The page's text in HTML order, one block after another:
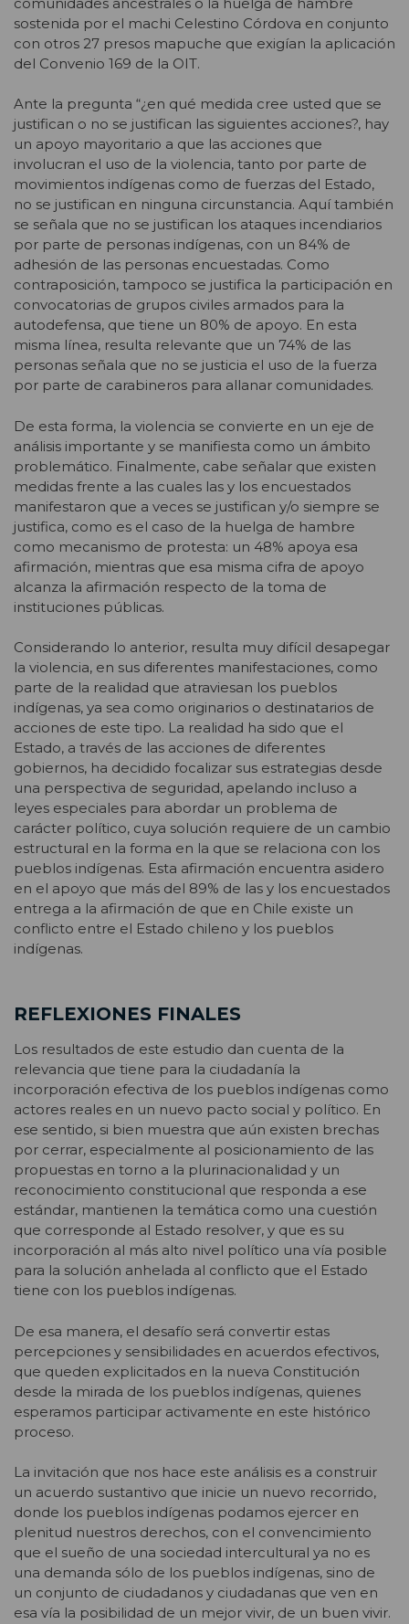
sostenida por el machi Celestino Córdova en conjunto
con otros 27 presos mapuche que exigían la aplicación
del Convenio 169 de la OIT.
Ante la pregunta “¿en qué medida cree usted que se
justifican o no se justifican las siguientes acciones?, hay
un apoyo mayoritario a que las acciones que
involucran el uso de la violencia, tanto por parte de
movimientos indígenas como de fuerzas del Estado,
no se justifican en ninguna circunstancia. Aquí también
se señala que no se justifican los ataques incendiarios
por parte de personas indígenas, con un 84% de
adhesión de las personas encuestadas. Como
contraposición, tampoco se justifica la participación en
convocatorias de grupos civiles armados para la
autodefensa, que tiene un 80% de apoyo. En esta
misma línea, resulta relevante que un 74% de las
personas señala que no se justicia el uso de la fuerza
por parte de carabineros para allanar comunidades.
De esta forma, la violencia se convierte en un eje de
análisis importante y se manifiesta como un ámbito
problemático. Finalmente, cabe señalar que existen
medidas frente a las cuales las y los encuestados
manifestaron que a veces se justifican y/o siempre se
justifica, como es el caso de la huelga de hambre
como mecanismo de protesta: un 48% apoya esa
afirmación, mientras que esa misma cifra de apoyo
alcanza la afirmación respecto de la toma de
instituciones públicas.
Considerando lo anterior, resulta muy difícil desapegar
la violencia, en sus diferentes manifestaciones, como
parte de la realidad que atraviesan los pueblos
indígenas, ya sea como originarios o destinatarios de
acciones de este tipo. La realidad ha sido que el
Estado, a través de las acciones de diferentes
gobiernos, ha decidido focalizar sus estrategias desde
una perspectiva de seguridad, apelando incluso a
leyes especiales para abordar un problema de
carácter político, cuya solución requiere de un cambio
estructural en la forma en la que se relaciona con los
pueblos indígenas. Esta afirmación encuentra asidero
en el apoyo que más del 89% de las y los encuestados
entrega a la afirmación de que en Chile existe un
conflicto entre el Estado chileno y los pueblos
indígenas.
REFLEXIONES FINALES
Los resultados de este estudio dan cuenta de la
relevancia que tiene para la ciudadanía la
incorporación efectiva de los pueblos indígenas como
actores reales en un nuevo pacto social y político. En
ese sentido, si bien muestra que aún existen brechas
por cerrar, especialmente al posicionamiento de las
propuestas en torno a la plurinacionalidad y un
reconocimiento constitucional que responda a ese
estándar, mantienen la temática como una cuestión
que corresponde al Estado resolver, y que es su
incorporación al más alto nivel político una vía posible
para la solución anhelada al conflicto que el Estado
tiene con los pueblos indígenas.
De esa manera, el desafío será convertir estas
percepciones y sensibilidades en acuerdos efectivos,
que queden explicitados en la nueva Constitución
desde la mirada de los pueblos indígenas, quienes
esperamos participar activamente en este histórico
proceso.
La invitación que nos hace este análisis es a construir
un acuerdo sustantivo que inicie un nuevo recorrido,
donde los pueblos indígenas podamos ejercer en
plenitud nuestros derechos, con el convencimiento
que el sueño de una sociedad intercultural ya no es
una demanda sólo de los pueblos indígenas, sino de
un conjunto de ciudadanos y ciudadanas que ven en
esa vía la posibilidad de un mejor vivir, de un buen vivir.